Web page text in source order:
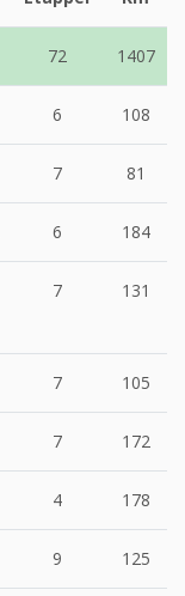
72 1407
6 108
7 81
6 184
7 131
7 105
7 172
4 178
9 125